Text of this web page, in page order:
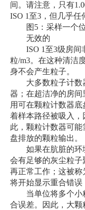
间。请注意，只有
ISO 1至3，但几乎任
图5：采样一个位
无效的
ISO 1至3级房间
粒/m3。在这种清洁
身不会产生粒子。
大多数粒子计数
器；在超洁净的房
用可在颗粒计数器
着样本路径被吸入，
此，颗粒计数器可
盘排放的颗粒输出。
如果在肮脏的环
会有足够的灰尘粒
再正常工作；这被
将开始显示重合错误
当单位将多个小
合误差。因此，大